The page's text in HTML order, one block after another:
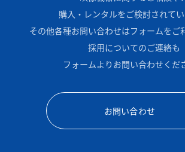
購入・レンタルをご検討されてい
その他各種お問い合わせはフォームをご
採用についてのご連絡も
フォームよりお問い合わせくだ
お問い合わせ